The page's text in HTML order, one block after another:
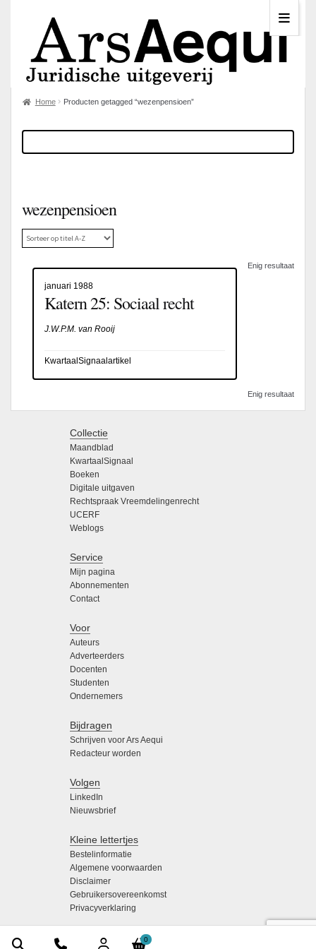
0
Home Producten getagged “wezenpensioen”
wezenpensioen
Enig resultaat
januari 1988
Katern 25: Sociaal recht
J.W.P.M. van Rooij
KwartaalSignaalartikel
Enig resultaat
Collectie
Maandblad
KwartaalSignaal
Boeken
Digitale uitgaven
Rechtspraak Vreemdelingenrecht
UCERF
Weblogs
Service
Mijn pagina
Abonnementen
Contact
Voor
Auteurs
Adverteerders
Docenten
Studenten
Ondernemers
Bijdragen
Schrijven voor Ars Aequi
Redacteur worden
Volgen
LinkedIn
Nieuwsbrief
Kleine lettertjes
Bestelinformatie
Algemene voorwaarden
Disclaimer
Gebruikersovereenkomst
Privacyverklaring